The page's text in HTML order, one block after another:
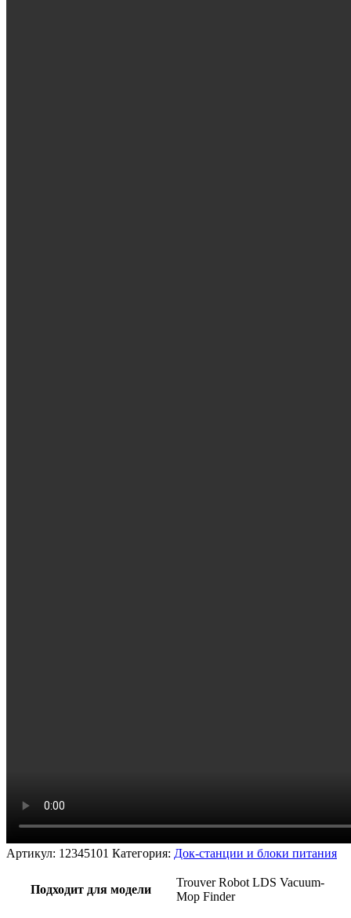
Артикул: 12345101 Категория: Док-станции и блоки питания
Подходит для модели
Trouver Robot LDS Vacuum-
Mop Finder